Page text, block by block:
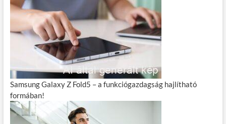
Samsung Galaxy Z Fold5 – a funkciógazdagság hajlítható
formában!